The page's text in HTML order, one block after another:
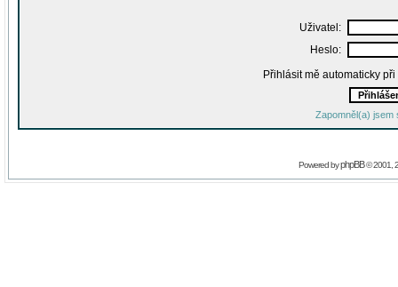
Uživatel:
Heslo:
Přihlásit mě automaticky
Zapomněl(a) jsem
Powered byphpBB© 2001,